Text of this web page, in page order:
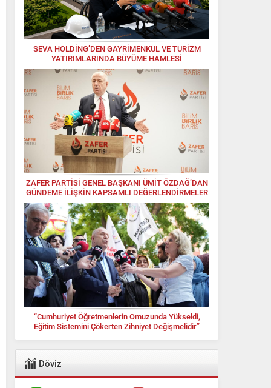
SEVA HOLDİNG’DEN GAYRİMENKUL VE TURİZM
YATIRIMLARINDA BÜYÜME HAMLESİ
ZAFER PARTİSİ GENEL BAŞKANI ÜMİT ÖZDAĞ’DAN
GÜNDEME İLİŞKİN KAPSAMLI DEĞERLENDİRMELER
“Cumhuriyet Öğretmenlerin Omuzunda Yükseldi,
Eğitim Sistemini Çökerten Zihniyet Değişmelidir”
Döviz